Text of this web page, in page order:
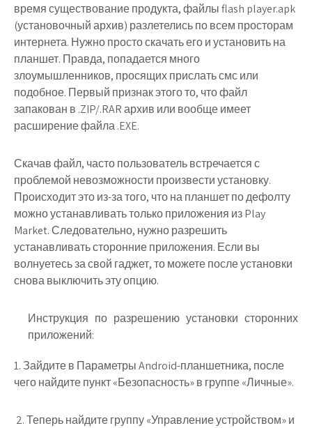
время существование продукта, файлы flash player.apk
(установочный архив) разлетелись по всем просторам
интернета. Нужно просто скачать его и установить на
планшет. Правда, попадается много
злоумышленников, просящих прислать смс или
подобное. Первый признак этого то, что файл
запакован в .ZIP/.RAR архив или вообще имеет
расширение файла .EXE.
Скачав файл, часто пользователь встречается с
проблемой невозможности произвести установку.
Происходит это из-за того, что на планшет по дефолту
можно устанавливать только приложения из Play
Market. Следовательно, нужно разрешить
устанавливать сторонние приложения. Если вы
волнуетесь за свой гаджет, то можете после установки
снова выключить эту опцию.
Инструкция по разрешению установки сторонних
приложений:
1. Зайдите в Параметры Android-планшетника, после
чего найдите пункт «Безопасность» в группе «Личные».
2. Теперь найдите группу «Управление устройством» и